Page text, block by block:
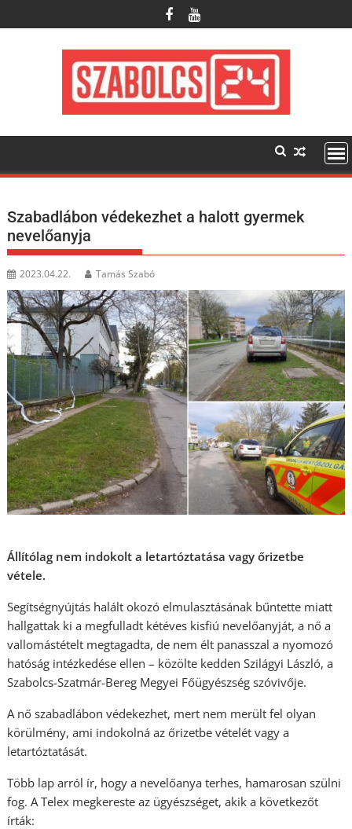
to
Szabadlábon védekezhet a halott gyermek
nevelőanyja
2023.04.22. Tamás Szabó
Állítólag nem indokolt a letartóztatása vagy őrizetbe
vétele.
Segítségnyújtás halált okozó elmulasztásának bűntette miatt
hallgattak ki a megfulladt kétéves kisfiú nevelőanyját, a nő a
vallomástételt megtagadta, de nem élt panasszal a nyomozó
hatóság intézkedése ellen – közölte kedden Szilágyi László, a
Szabolcs-Szatmár-Bereg Megyei Főügyészség szóvivője.
A nő szabadlábon védekezhet, mert nem merült fel olyan
körülmény, ami indokolná az őrizetbe vételét vagy a
letartóztatását.
Több lap arról ír, hogy a nevelőanya terhes, hamarosan szülni
fog. A Telex megkereste az ügyészséget, akik a következőt
írták: